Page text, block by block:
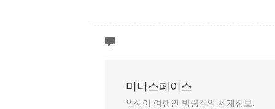
미니스페이스
인생이 여행인 방랑객의 세계정보.